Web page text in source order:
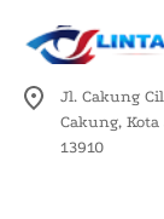
Jl. Cakung
Cakung,
13910